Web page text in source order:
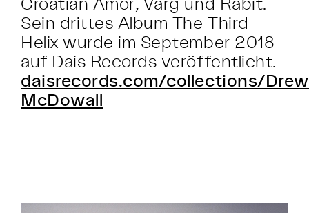
Sein drittes Album The Third
Helix wurde im September 2018
auf Dais Records veröffentlicht.
daisrecords.com/collections/
McDowall